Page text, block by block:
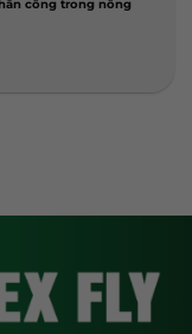
công trong nông